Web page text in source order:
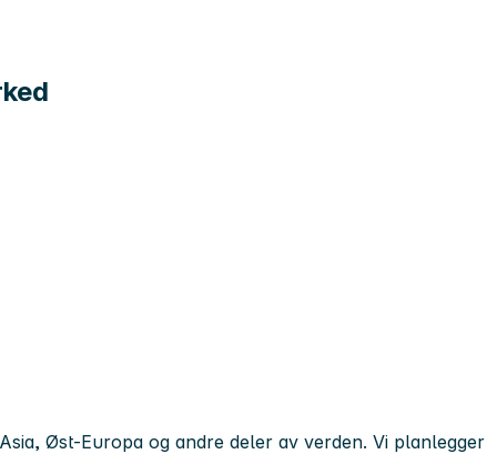
Øst-Europa og andre deler av verden. Vi planlegger